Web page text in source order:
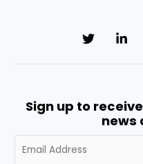
Sign up to
news